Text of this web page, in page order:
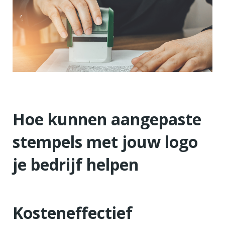
Hoe kunnen aangepaste
stempels met jouw logo
je bedrijf helpen
Kosteneffectief